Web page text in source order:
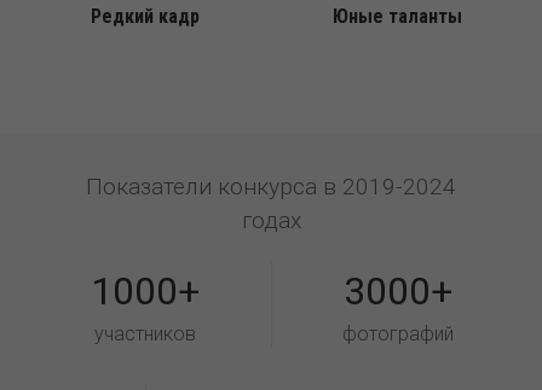
Редкий кадр Юные таланты
Показатели конкурса в 2019-2024
годах
1000+
участников
3000+
фотографий